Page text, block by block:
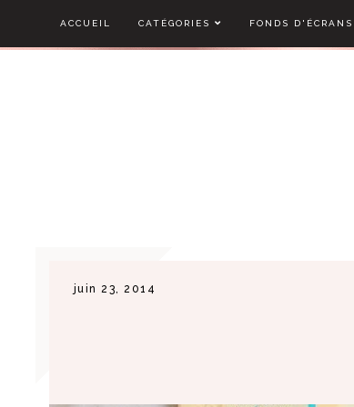
ACCUEIL CATÉGORIES FONDS D'ÉCRANS
juin 23, 2014